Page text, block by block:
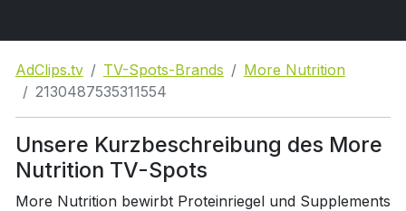
AdClips.tv TV-Spots-Brands
More Nutrition
2130487535311554
Unsere Kurzbeschreibung des More
Nutrition TV-Spots
More Nutrition bewirbt Proteinriegel und Supplements